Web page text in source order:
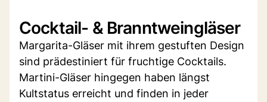
Cocktail- & Branntweingläser
Margarita-Gläser mit ihrem gestuften Design
sind prädestiniert für fruchtige Cocktails.
Martini-Gläser hingegen haben längst
Kultstatus erreicht und finden in jeder